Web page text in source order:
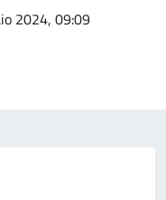
2024, 09:09